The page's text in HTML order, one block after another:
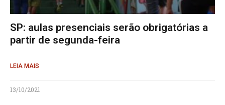
SP: aulas presenciais serão obrigatórias a
partir de segunda-feira
LEIA MAIS
13/10/2021